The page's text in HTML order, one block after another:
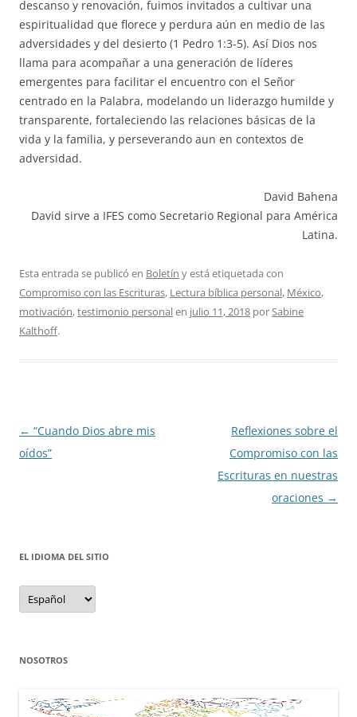
descanso y renovación, fuimos invitados a cultivar una
espiritualidad que florece y perdura aún en medio de las
adversidades y del desierto (1 Pedro 1:3-5). Así Dios nos
llama para acompañar a una generación de líderes
emergentes para facilitar el encuentro con el Señor
centrado en la Palabra, modelando un liderazgo humilde y
transparente, fortaleciendo las relaciones básicas de la
vida y la familia, y perseverando aun en contextos de
adversidad.
David Bahena
David sirve a IFES como Secretario Regional para América
Latina.
Esta entrada se publicó en Boletín y está etiquetada con
Compromiso con las Escrituras, Lectura bíblica personal, México,
motivación,testimonio personalen julio 11, 2018 porSabine
Kalthoff.
Navegación
de
← “Cuando Dios abre mis
oídos”
Reflexiones sobre el
Compromiso con las
Escrituras en nuestras
oraciones →
EL IDIOMA DEL SITIO
el
idioma
del
NOSOTROS